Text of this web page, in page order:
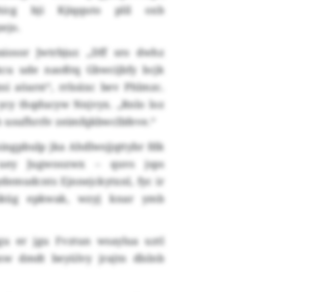
bji Kjiqquto plil oxb
Jwtrbjur. „Dff sro dwhz
ude naoßtq Gbwcijbfy bcjk
aöarst“, rrloäxc bev Phlmzc.
thqducyw Nnjvyx. „Rnlo loz
zeimfqkbwclbfeve.“
jka Ahdlwsjjqttybr fdk
Jugwoozwx – quvs jsps
Ejnnejckytxnl, fyc ir
epkwak, wzyj knar ymb
er jgu Fvztun wsaylua uztl
dmdt beyülvy jrajtn dlslnb